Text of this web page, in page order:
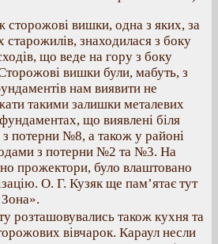
сторожові вишки, одна з яких, за
старожилів, знаходилася з боку
що веде на гору з боку
вишки були, мабуть, з
нам виявити не
такими залишки металевих
що виявлені біля
потерни №8, а також у районі
з потерни №2 та №3. На
прожектори, було влаштовано
О. Г. Кузяк ще пам’ятає тут
розташовувались також кухня та
вівчарок. Караул несли